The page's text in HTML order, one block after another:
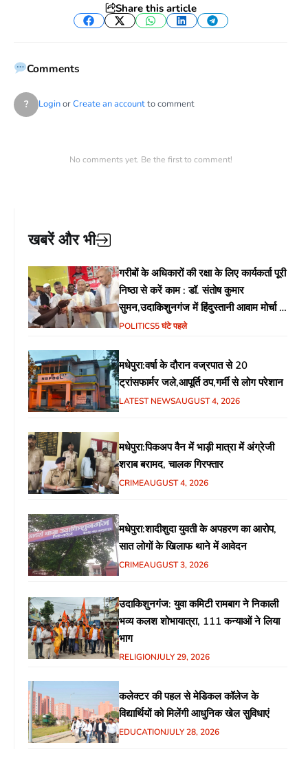
Share this article
Facebook
TwitterWhatsApp
LinkedInTelegram
Comments
? LoginorCreate an accountto comment
No comments yet. Be the first to comment!
खबरें और भी
गरीबों के अधिकारों की रक्षा के लिए कार्यकर्ता पूरी
निष्ठा से करें काम : डॉ. संतोष कुमार
सुमन,उदाकिशुनगंज में हिंदुस्तानी आवाम मोर्चा के
गरीब चौपाल में शिक्षा, स्वास्थ्य, रोजगार समेत
POLITICS5 घंटे पहले
मधेपुरा:वर्षा के दौरान वज्रपात से 20
ट्रांसफार्मर जले,आपूर्ति ठप,गर्मी से लोग परेशान
LATEST NEWSAUGUST 4, 2026
मधेपुरा:पिकअप वैन में भाड़ी मात्रा में अंग्रेजी
शराब बरामद, चालक गिरफ्तार
CRIMEAUGUST 4, 2026
मधेपुरा:शादीशुदा युवती के अपहरण का आरोप,
सात लोगों के खिलाफ थाने में आवेदन
CRIMEAUGUST 3, 2026
उदाकिशुनगंज: युवा कमिटी रामबाग ने निकाली
भव्य कलश शोभायात्रा, 111 कन्याओं ने लिया
भाग
RELIGIONJULY 29, 2026
कलेक्टर की पहल से मेडिकल कॉलेज के
विद्यार्थियों को मिलेंगी आधुनिक खेल सुविधाएं
EDUCATIONJULY 28, 2026